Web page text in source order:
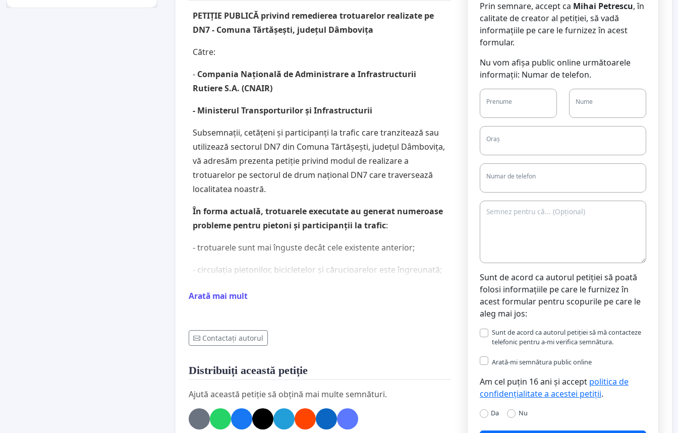
PETIȚIE PUBLICĂ privind remedierea trotuarelor realizate pe
DN7 - Comuna Tărtășești, județul Dâmbovița
Către:
- Compania Națională de Administrare a Infrastructurii
Rutiere S.A. (CNAIR)
- Ministerul Transporturilor și Infrastructurii
Subsemnații, cetățeni și participanți la trafic care tranzitează sau
utilizează sectorul DN7 din Comuna Tărtășești, județul Dâmbovița,
vă adresăm prezenta petiție privind modul de realizare a
trotuarelor pe sectorul de drum național DN7 care traversează
localitatea noastră.
În forma actuală, trotuarele executate au generat numeroase
probleme pentru pietoni și participanții la trafic:
- trotuarele sunt mai înguste decât cele existente anterior;
- circulația pietonilor, bicicletelor și cărucioarelor este îngreunată;
- accesul în curți este afectat;
neconsolidat;
carosabilă;
- trotuarele devin murdare și alunecoase, existând risc pentru
pietoni și bicicliști;
Arată mai mult
Contactați autorul
Distribuiți această petiție
Ajută această petiție să obțină mai multe semnături.
Prin semnare, accept ca Mihai Petrescu, în
calitate de creator al petiției, să vadă
informațiile pe care le furnizez în acest
formular.
Nu vom afișa public online următoarele
informații: Numar de telefon.
Prenume Nume
Oraș
Numar de telefon
Sunt de acord ca autorul petiției să poată
folosi informațiile pe care le furnizez în
acest formular pentru scopurile pe care le
aleg mai jos:
Sunt de acord ca autorul petiției să mă contacteze
telefonic pentru a-mi verifica semnătura.
Arată-mi semnătura public online
Am cel puțin 16 ani și accept politica de
confidențialitate a acestei petiții.
Da Nu